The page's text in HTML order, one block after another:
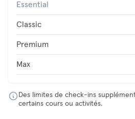
Essential
Classic
Premium
Max
Des limites de check-ins
certains cours ou activités.